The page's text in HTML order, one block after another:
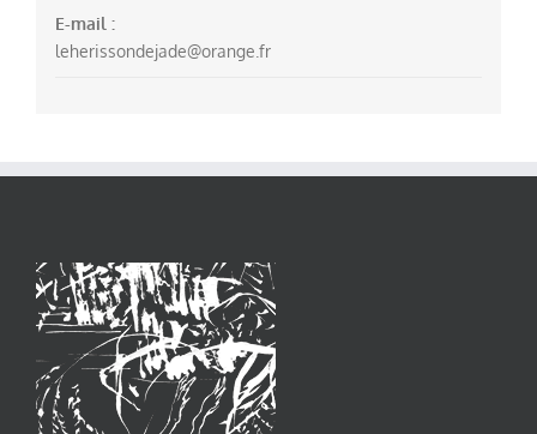
E-mail :
leherissondejade@orange.fr